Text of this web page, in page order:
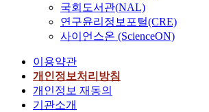
국회도서관(NAL)
연구윤리정보포털(CRE)
사이언스온 (ScienceON)
이용약관
개인정보처리방침
개인정보 재동의
기관소개